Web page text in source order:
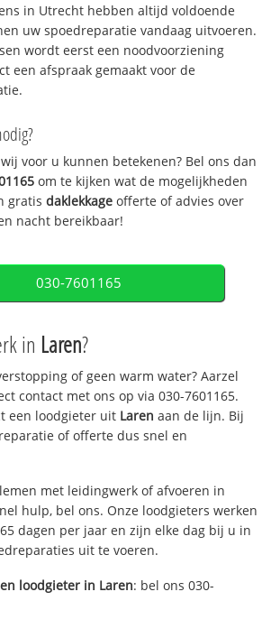
in Utrecht hebben altijd voldoende
uw spoedreparatie vandaag uitvoeren.
wordt eerst een noodvoorziening
een afspraak gemaakt voor de
voor u kunnen betekenen? Bel ons dan
om te kijken wat de mogelijkheden
gratisdaklekkage offerte of advies over
nacht bereikbaar!
030-7601165
in Laren?
of geen warm water? Aarzel
contact met ons op via 030-7601165.
een loodgieter uit Laren aan de lijn. Bij
of offerte dus snel en
met leidingwerk of afvoeren in
hulp, bel ons. Onze loodgieters werken
dagen per jaar en zijn elke dag bij u in
uit te voeren.
loodgieter in Laren: bel ons 030-